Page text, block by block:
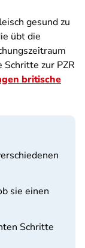
gesund zu
übt die
zur PZR
britische
sie einen
Schritte